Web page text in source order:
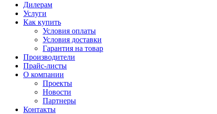
Дилерам
Услуги
Как купить
Условия оплаты
Условия доставки
Гарантия на товар
Производители
Прайс-листы
О компании
Проекты
Новости
Партнеры
Контакты